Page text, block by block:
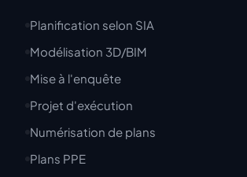
Planification selon SIA
Modélisation 3D/BIM
Mise à l'enquête
Projet d'exécution
Numérisation de plans
Plans PPE